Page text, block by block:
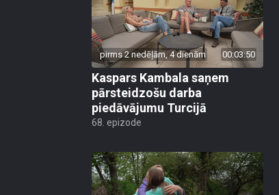
pirms 2 nedēļām, 4 dienām 00:03:50
Kaspars Kambala saņem
pārsteidzošu darba
piedāvājumu Turcijā
68. epizode